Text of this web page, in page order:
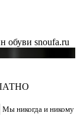
обуви snoufa.ru
Мы никогда и никому